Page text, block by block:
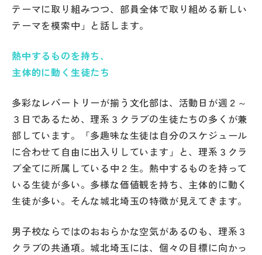
テーマに取り組みつつ、部員全体で取り組める新しい
テーマを模索中」と話します。
熱中するものを持ち、
主体的に動く生徒たち
多彩なレパートリーが揃う文化部は、活動日が週２～
３日であるため、理系３クラブの生徒たちの多くが兼
部しています。「多趣味な生徒は自分のスケジュール
に合わせて自由に出入りしています」と、理系３クラ
ブ全てに所属している中２生。熱中するものを持って
いる生徒が多い。多様な価値観を持ち、主体的に動く
生徒が多い。そんな城北埼玉の特徴が見えてきます。
男子校ならではのおおらかな空気があるのも、理系３
クラブの共通項。城北埼玉には、個々の目標に向かっ